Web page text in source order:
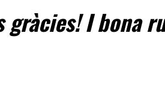
gràcies! I bona